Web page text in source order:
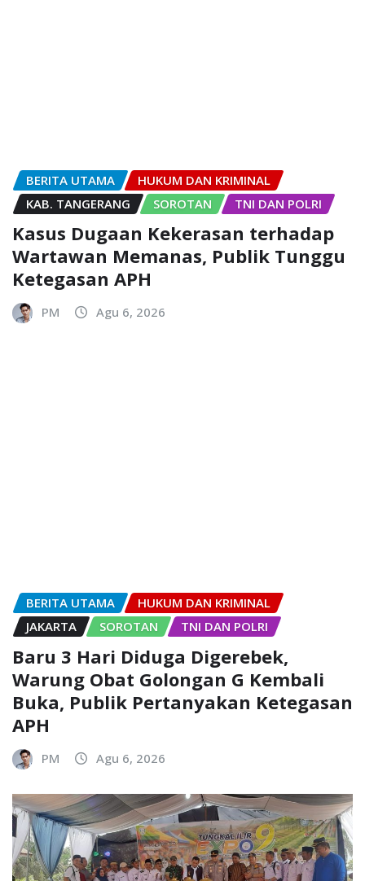
BERITA UTAMA
HUKUM DAN KRIMINAL
KAB. TANGERANG
SOROTAN TNI DAN POLRI
Kasus Dugaan Kekerasan terhadap
Wartawan Memanas, Publik Tunggu
Ketegasan APH
PM Agu 6, 2026
BERITA UTAMA
HUKUM DAN KRIMINAL
JAKARTA
SOROTAN TNI DAN POLRI
Baru 3 Hari Diduga Digerebek,
Warung Obat Golongan G Kembali
Buka, Publik Pertanyakan Ketegasan
APH
PM Agu 6, 2026